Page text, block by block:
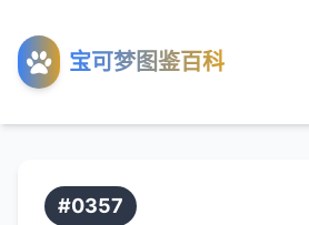
宝可梦图鉴百科
工具
关于
#0357